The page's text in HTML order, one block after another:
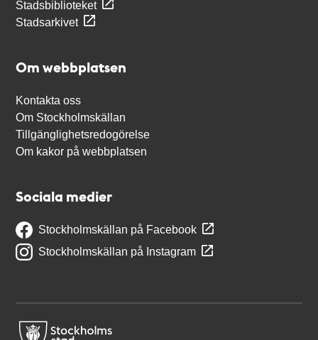
Stadsbiblioteket
Stadsarkivet
Om webbplatsen
Kontakta oss
Om Stockholmskällan
Tillgänglighetsredogörelse
Om kakor på webbplatsen
Sociala medier
Stockholmskällan på Facebook
Stockholmskällan på Instagram